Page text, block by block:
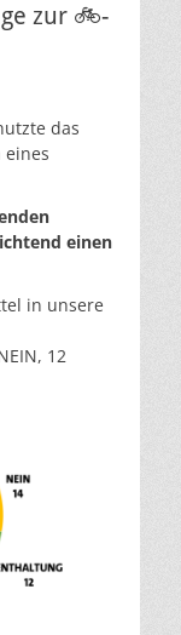
zur 🚲-
das
eines
einen
in unsere
12